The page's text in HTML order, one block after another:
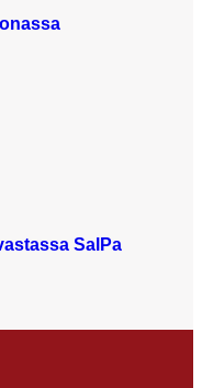
SalPa